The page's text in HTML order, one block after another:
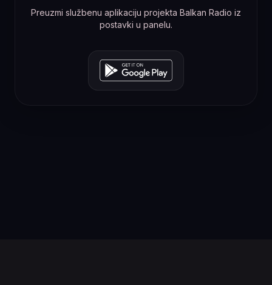
Preuzmi službenu aplikaciju projekta Balkan Radio iz
postavki u panelu.